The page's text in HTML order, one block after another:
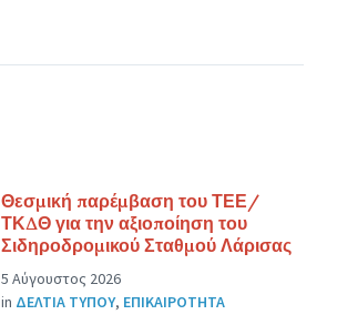
Θεσμική παρέμβαση του ΤΕΕ/
ΤΚΔΘ για την αξιοποίηση του
Σιδηροδρομικού Σταθμού Λάρισας
5 Αύγουστος 2026
in ΔΕΛΤΙΑ ΤΥΠΟΥ, ΕΠΙΚΑΙΡΟΤΗΤΑ